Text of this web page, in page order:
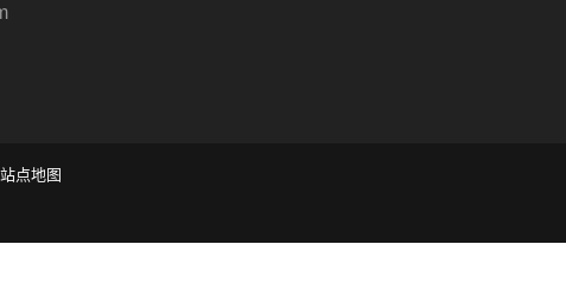
站点地图